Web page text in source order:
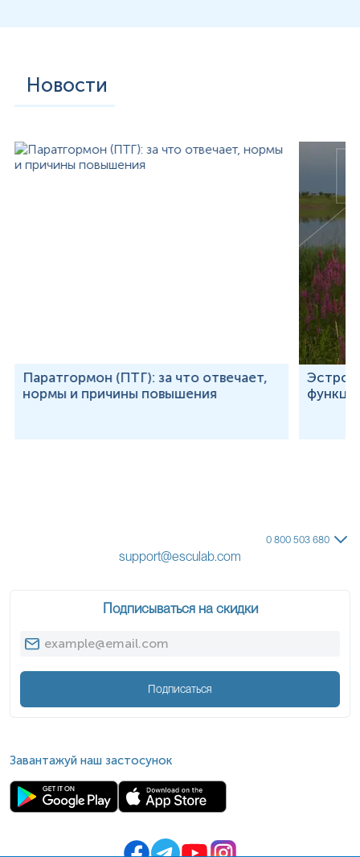
Новости
Паратгормон (ПТГ): за что отвечает,
нормы и причины повышения
0 800 503 680
support@esculab.com
Подписываться на скидки
Подписаться
Завантажуй наш застосунок